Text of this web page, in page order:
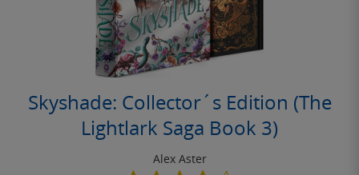
Skyshade: Collector´s Edition (The
Lightlark Saga Book 3)
Alex Aster